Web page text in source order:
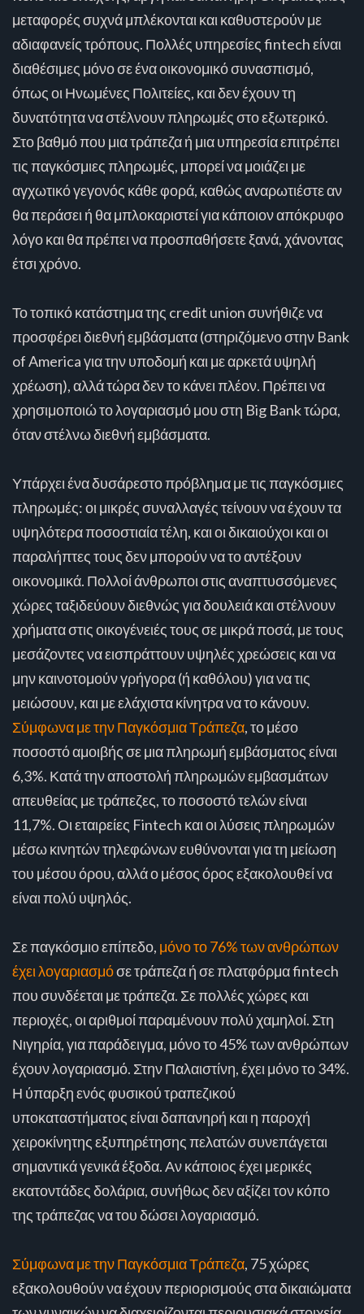
μεταφορές συχνά μπλέκονται και καθυστερούν με
αδιαφανείς τρόπους. Πολλές υπηρεσίες fintech είναι
διαθέσιμες μόνο σε ένα οικονομικό συνασπισμό,
όπως οι Ηνωμένες Πολιτείες, και δεν έχουν τη
δυνατότητα να στέλνουν πληρωμές στο εξωτερικό.
Στο βαθμό που μια τράπεζα ή μια υπηρεσία επιτρέπει
τις παγκόσμιες πληρωμές, μπορεί να μοιάζει με
αγχωτικό γεγονός κάθε φορά, καθώς αναρωτιέστε αν
θα περάσει ή θα μπλοκαριστεί για κάποιον απόκρυφο
λόγο και θα πρέπει να προσπαθήσετε ξανά, χάνοντας
έτσι χρόνο.
Το τοπικό κατάστημα της credit union συνήθιζε να
προσφέρει διεθνή εμβάσματα (στηριζόμενο στην Bank
of America για την υποδομή και με αρκετά υψηλή
χρέωση), αλλά τώρα δεν το κάνει πλέον. Πρέπει να
χρησιμοποιώ το λογαριασμό μου στη Big Bank τώρα,
όταν στέλνω διεθνή εμβάσματα.
Υπάρχει ένα δυσάρεστο πρόβλημα με τις παγκόσμιες
πληρωμές: οι μικρές συναλλαγές τείνουν να έχουν τα
υψηλότερα ποσοστιαία τέλη, και οι δικαιούχοι και οι
παραλήπτες τους δεν μπορούν να το αντέξουν
οικονομικά. Πολλοί άνθρωποι στις αναπτυσσόμενες
χώρες ταξιδεύουν διεθνώς για δουλειά και στέλνουν
χρήματα στις οικογένειές τους σε μικρά ποσά, με τους
μεσάζοντες να εισπράττουν υψηλές χρεώσεις και να
μην καινοτομούν γρήγορα (ή καθόλου) για να τις
μειώσουν, και με ελάχιστα κίνητρα να το κάνουν.
Σύμφωνα με την Παγκόσμια Τράπεζα, το μέσο
ποσοστό αμοιβής σε μια πληρωμή εμβάσματος είναι
6,3%. Κατά την αποστολή πληρωμών εμβασμάτων
απευθείας με τράπεζες, το ποσοστό τελών είναι
11,7%. Οι εταιρείες Fintech και οι λύσεις πληρωμών
μέσω κινητών τηλεφώνων ευθύνονται για τη μείωση
του μέσου όρου, αλλά ο μέσος όρος εξακολουθεί να
είναι πολύ υψηλός.
Σε παγκόσμιο επίπεδο, μόνο το 76% των ανθρώπων
έχει λογαριασμόσε τράπεζα ή σε πλατφόρμα fintech
που συνδέεται με τράπεζα. Σε πολλές χώρες και
περιοχές, οι αριθμοί παραμένουν πολύ χαμηλοί. Στη
Νιγηρία, για παράδειγμα, μόνο το 45% των ανθρώπων
έχουν λογαριασμό. Στην Παλαιστίνη, έχει μόνο το 34%.
Η ύπαρξη ενός φυσικού τραπεζικού
υποκαταστήματος είναι δαπανηρή και η παροχή
χειροκίνητης εξυπηρέτησης πελατών συνεπάγεται
σημαντικά γενικά έξοδα. Αν κάποιος έχει μερικές
εκατοντάδες δολάρια, συνήθως δεν αξίζει τον κόπο
της τράπεζας να του δώσει λογαριασμό.
Σύμφωνα με την Παγκόσμια Τράπεζα, 75 χώρες
εξακολουθούν να έχουν περιορισμούς στα δικαιώματα